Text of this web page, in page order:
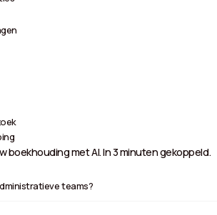
boekhouding met AI. In 3 minuten gekoppeld.
teams?